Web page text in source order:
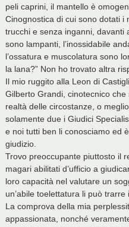
peli caprini, il mantello è
Cinognostica di cui sono dotati i
trucchi e senza inganni, davanti
sono lampanti, l’inossidabile
l’ossatura e muscolatura sono
la lana?” Non ho trovato altra
Il mio ruggito alla Leon di
Gilberto Grandi, cinotecnico
realtà delle circostanze, o
solamente due i Giudici
e noi tutti ben li conosciamo ed
giudizio.
Trovo preoccupante piuttosto il
magari abilitati d’ufficio a
loro capacità nel valutare un
un’abile toelettatura li può trarre
La comprova della mia
appassionata, nonché